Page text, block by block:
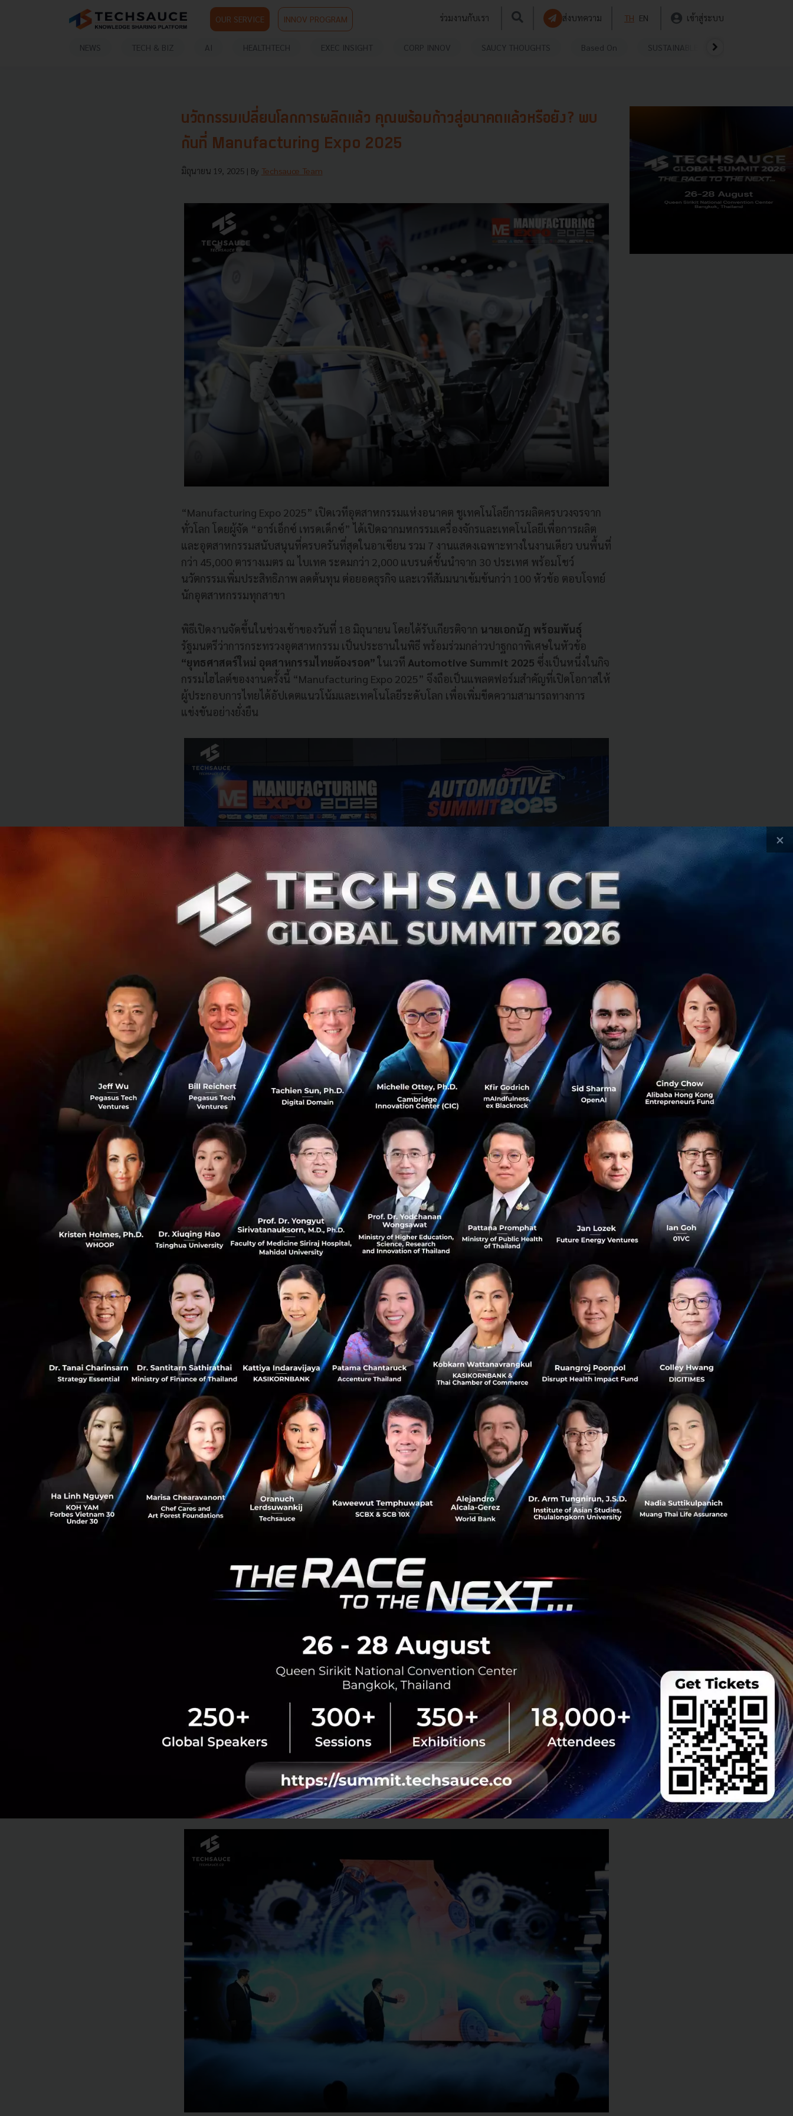
OUR SERVICE INNOV PROGRAM ร่วมงานกับเรา ส่งบทความ TH EN เข้าสู่ระบบ
NEWS TECH & BIZ AI HEALTHTECH EXEC INSIGHT CORP INNOV SAUCY THOUGHTS Based On SUSTAINABLE
0
4.7K
นวัตกรรมเปลี่ยนโลกการผลิตแล้ว คุณพร้อมก้าวสู่อนาคตแล้วหรือยัง? พบ
กันที่ Manufacturing Expo 2025
มิถุนายน 19, 2025 | By Techsauce Team
“Manufacturing Expo 2025” เปิดเวทีอุตสาหกรรมแห่งอนาคต ชูเทคโนโลยีการผลิตครบวงจรจาก
ทั่วโลก โดยผู้จัด “อาร์เอ็กซ์ เทรดเด็กซ์” ได้เปิดฉากมหกรรมเครื่องจักรและเทคโนโลยีเพื่อการผลิต
และอุตสาหกรรมสนับสนุนที่ครบครันที่สุดในอาเซียน รวม 7 งานแสดงเฉพาะทางในงานเดียว บนพื้นที่
กว่า 45,000 ตารางเมตร ณ ไบเทค ระดมกว่า 2,000 แบรนด์ชั้นนำจาก 30 ประเทศ พร้อมโชว์
นวัตกรรมเพิ่มประสิทธิภาพ ลดต้นทุน ต่อยอดธุรกิจ และเวทีสัมมนาเข้มข้นกว่า 100 หัวข้อ ตอบโจทย์
นักอุตสาหกรรมทุกสาขา
พิธีเปิดงานจัดขึ้นในช่วงเช้าของวันที่ 18 มิถุนายน โดยได้รับเกียรติจาก นายเอกนัฏ พร้อมพันธุ์
รัฐมนตรีว่าการกระทรวงอุตสาหกรรม เป็นประธานในพิธี พร้อมร่วมกล่าวปาฐกถาพิเศษในหัวข้อ
“ยุทธศาสตร์ใหม่ อุตสาหกรรมไทยต้องรอด”ในเวที Automotive Summit 2025 ซึ่งเป็นหนึ่งในกิจ
กรรมไฮไลต์ของงานครั้งนี้ “Manufacturing Expo 2025” จึงถือเป็นแพลตฟอร์มสำคัญที่เปิดโอกาสให้
ผู้ประกอบการไทยได้อัปเดตแนวโน้มและเทคโนโลยีระดับโลก เพื่อเพิ่มขีดความสามารถทางการ
แข่งขันอย่างยั่งยืน
นางวราภรณ์ ธรรมจรีย์ กรรมการผู้จัดการ อาร์เอ็กซ์ เทรดเด็กซ์กล่าวว่าตลอด 4 วันของการจัดงาน
“Manufacturing Expo 2025” นี้ จะได้พบกับเทคโนโลยีล่าสุดจากทั่วโลกที่พร้อมเปลี่ยนสายการผลิต
ให้ล้ำหน้า ได้รับความรู้และแรงบันดาลใจที่จะนำธุรกิจไปสู่อนาคตได้อย่างยั่งยืน รวมถึงโอกาสในการ
สร้างเครือข่ายกับพันธมิตรใหม่ ๆ เพื่อสร้างเกมบวกหรือ positive sum game ที่ทุกฝ่ายได้รับประโยชน์
ร่วมกันจากการร่วมมือกันผลักดันนวัตกรรมและพัฒนา ทำให้งาน Manufacturing Expo 2025 ไม่ได้
เป็นเพียงแค่เวทีแสดงสินค้าเครื่องจักรและเทคโนโลยีเท่านั้น แต่ยังเป็นพื้นที่แห่งการแลกเปลี่ยนความ
รู้ สร้างเครือข่าย และเปิดโอกาสทางธุรกิจสำคัญสำหรับทุกคน เป็นแพลตฟอร์มแห่งการเปลี่ยนผ่าน ที่
จะช่วยให้ภาคอุตสาหกรรมของไทยก้าวสู่ยุคใหม่อย่างมั่นคง
นอกจากส่วนงานแสดงสินค้านวัตกรรมเครื่องจักรอุตสาหกรรมการผลิตเฉพาะทางทั้ง 7 งาน ที่
ครอบคลุมทั้งการผลิตพลาสติก แม่พิมพ์ ชิ้นส่วนยานยนต์ หุ่นยนต์และระบบอัตโนมัติ อิเล็กทรอนิกส์
การเตรียมพื้นผิวและชุบสี การออกแบบและบริหารจัดการโรงงานและอาคารพาณิชย์ รวมกว่า 2,000
แบรนด์ที่จัดแสดงเต็มพื้นที่ทุกฮอลล์ของไบเทคแล้ว ยังมี 6 โซนพิเศษ ที่มีทั้งการจัดแสดง กิจกรรมการ
ประกวด การแข่งขัน และเวทีสัมมนาเกือบ 100 หัวข้อ จาก 120 วิทยากร ที่คนในวงการต้องไม่พลาด
อาทิ
Automotive Summit ในหัวข้อ เปิดโลกปัญญาประดิษฐ์ สำหรับอุตสาหกรรมยานยนต์แห่ง
อนาคต “AI4AI ปัญญาประดิษฐ์ ขับเคลื่อนยานยนต์สู่อนาคต”
TAPMA Conference งานสัมมนาเพื่อยกระดับอุตสาหกรรมการผลิตชิ้นส่วนยานยนต์ เพื่อเตรียม
พร้อมรับมือกับการเปลี่ยนแปลงในโลกอนาคต รวมถึงรับมือกับความไม่แน่นอนของนโยบายภาษี
และความผันผวนของตลาดโลก ในหัวข้อ ทะยานสู่โลกอนาคตในวันที่โลกเปลี่ยน
FACTECH FOCUS เวทีสัมมนาที่ผู้ประกอบการบริหารโรงงาน-อาคาร จะสามารถเก็บเกี่ยวความรู้
ได้ครอบคลุมทุกด้านของการบริหารจัดการโรงงานและอาคาร ในหัวข้อ “อัปเลเวลโรงงานใหม่
เพิ่มความทันสมัยให้โรงงาน”
NEPCON Forum ภายใต้หัวข้อ “พลังขับเคลื่อนจาก AI และเซมิคอนดักเตอร์อัจฉริยะสู่ Industry
4.0”
Plastic Forum ภายใต้หัวข้อ “มิติใหม่วงการพลาสติก ตอบโจทย์โอกาศธุรกิจยั่งยืน”
Robotics & Automation Symposium ภายใต้หัวข้อ “เทคโนโลยีขับเคลื่อนเศรษฐกิจ สู่ยุคการ
ผลิตคาร์บอนต่ำ”
Economic Dialogue สัมมนาใหม่ในรูปแบบ Round Table ในหัวข้อ “โต้คลื่นเศรษฐกิจ พลิก
Surface & Coatings Forum ภายใต้หัวข้อ “Advancing Surface Finishing Future
Technologies, Green Solutions and Sustainability.”
Industrial AI Developer Summit อีกหนึ่งสัมมนาใหม่ที่จะพูดถึงการประยุกต์ใช้ AI เพื่อยกระดับ
ดร.เกรียงศักดิ์ วงศ์พร้อมรัตน์ผู้อำนวยการสถาบันยานยนต์ กล่าวว่า “Automotive Summit” คือสุด
ยอดงานสัมมนาด้านวิชาการแห่งวงการอุตสาหกรรมยานยนต์ จัดโดย สถาบันยานยนต์ ร่วมกับ อาร์
เอ็กซ์ เทรดเด็กซ์ ซึ่งได้ดำเนินการมาอย่างต่อเนื่องเข้าสู่ปีที่ 12 แล้ว ในแต่ละปี จะมีการนำเสนอความรู้
ด้านยานยนต์ที่แตกต่างกันออกไปที่สอดคล้องกับการเปลี่ยนแปลงของแนวโน้มอุตสาหกรรมยานยนต์
ชิ้นส่วนยานยนต์ เทคโนโลยีและนวัตกรรมที่ไม่หยุดนิ่ง โดยในปีนี้ ได้นำเสนอภายใต้แนวคิด
“Artificial Intelligence for Automotive Industry (AI4AI) ปัญญาประดิษฐ์ ขับเคลื่อนยานยนต์สู่
อนาคต” โดยมีวัตถุประสงค์เพื่อนำเสนอองค์ความรู้และแนวโน้มการพัฒนาเทคโนโลยีปัญญาประดิษฐ์
ในอุตสาหกรรมยานยนต์ และการใช้งานในระบบนิเวศน์ยานยนต์สมัยใหม่ ซึ่งช่วยเสริมความปลอดภัย
สะดวกสบายของผู้ใช้งาน รวมไปถึงเพิ่มประสิทธิภาพในกระบวนการผลิต และการเดินทางผ่านการใช้
งานเทคโนโลยีต่าง ๆ ที่มีเทคโนโลยีปัญญาประดิษฐ์เป็นส่วนประกอบสำคัญ เพื่อเตรียมพร้อมรับมือกับ
การเปลี่ยนแปลงในอนาคต
×